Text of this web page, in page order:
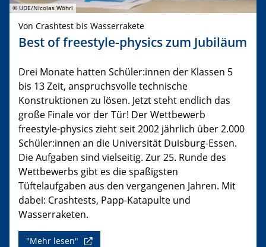
© UDE/Nicolas Wöhrl
Von Crashtest bis Wasserrakete
Best of freestyle-physics zum Jubiläum
Drei Monate hatten Schüler:innen der Klassen 5
bis 13 Zeit, anspruchsvolle technische
Konstruktionen zu lösen. Jetzt steht endlich das
große Finale vor der Tür! Der Wettbewerb
freestyle-physics zieht seit 2002 jährlich über 2.000
Schüler:innen an die Universität Duisburg-Essen.
Die Aufgaben sind vielseitig. Zur 25. Runde des
Wettbewerbs gibt es die spaßigsten
Tüftelaufgaben aus den vergangenen Jahren. Mit
dabei: Crashtests, Papp-Katapulte und
Wasserraketen.
"Mehr lesen"